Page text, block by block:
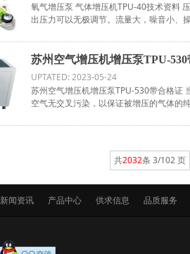
氧气增压泵 气体增压机TPU-40技术资料
出压力可以无极调节。流量大，噪音小、
苏州空气增压机增压泵TPU-
UPTATED: 2023-05-24
苏州空气增压机增压泵TPU-530带合格证
空气无交叉污染，以保证被增压的气体的
共2032条 3/102 页
新闻资讯 产品中心 供求信息 品质服务